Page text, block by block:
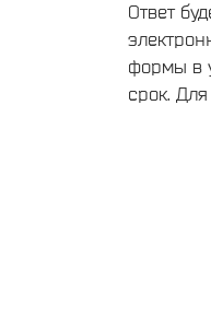
Ответ
формы в
срок.